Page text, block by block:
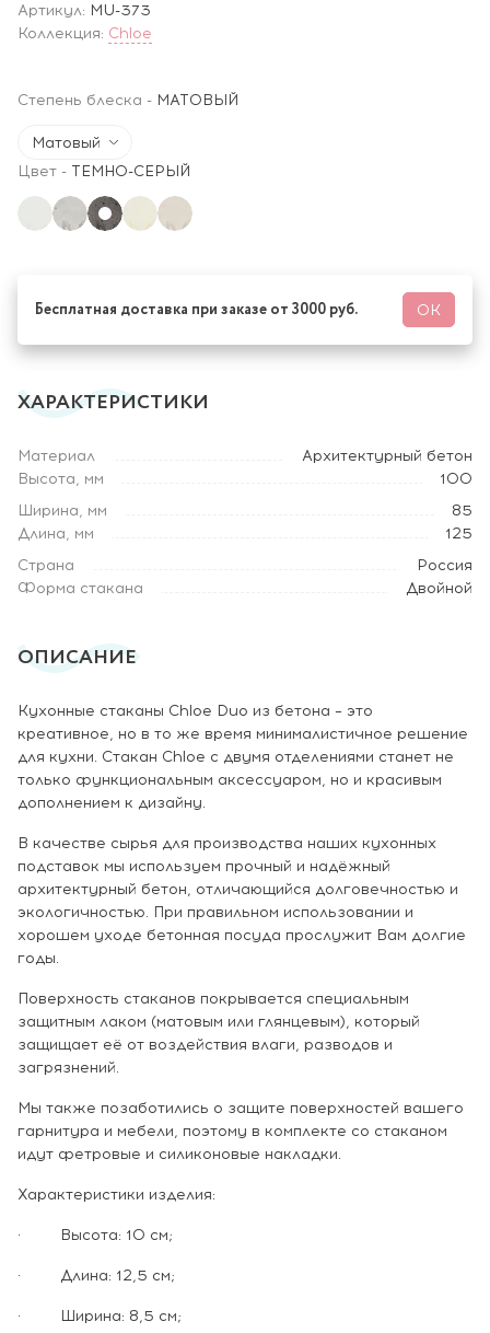
Артикул: MU-373
Коллекция: Chloe
Степень блеска - МАТОВЫЙ
Матовый
Цвет - ТЕМНО-СЕРЫЙ
Бесплатная доставка при заказе от 3000 руб. ОК
ХАРАКТЕРИСТИКИ
Материал
Архитектурный бетон
Высота, мм
100
Ширина, мм
85
Длина, мм
125
Страна
Россия
Форма стакана
Двойной
ОПИСАНИЕ
Кухонные стаканы Chloe Duo из бетона – это
креативное, но в то же время минималистичное решение
для кухни. Стакан Chloe с двумя отделениями станет не
только функциональным аксессуаром, но и красивым
дополнением к дизайну.
В качестве сырья для производства наших кухонных
подставок мы используем прочный и надёжный
архитектурный бетон, отличающийся долговечностью и
экологичностью. При правильном использовании и
хорошем уходе бетонная посуда прослужит Вам долгие
годы.
Поверхность стаканов покрывается специальным
защитным лаком (матовым или глянцевым), который
защищает её от воздействия влаги, разводов и
загрязнений.
Мы также позаботились о защите поверхностей вашего
гарнитура и мебели, поэтому в комплекте со стаканом
идут фетровые и силиконовые накладки.
Характеристики изделия:
· Высота: 10 см;
· Длина: 12,5 см;
· Ширина: 8,5 см;